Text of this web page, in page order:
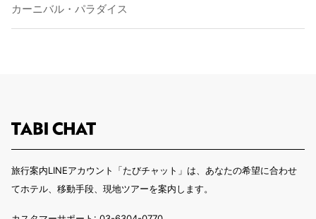
カーニバル・パラダイス
旅行案内LINEアカウント「たびチャット」は、あなたの希望に合わせ
てホテル、移動手段、現地ツアーを案内します。